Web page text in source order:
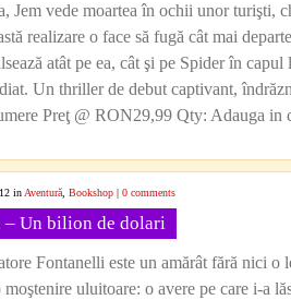
Jem vede moartea în ochii unor turişti,
realizare o face să fugă cât mai
atât pe ea, cât şi pe Spider în capul
Un thriller de debut captivant,
Preţ @ RON29,99 Qty: Adauga in
in Aventură Bookshop | 0 comments
– Un bilion de dolari
Fontanelli este un amărât fără nici o
moştenire uluitoare: o avere pe care i-a